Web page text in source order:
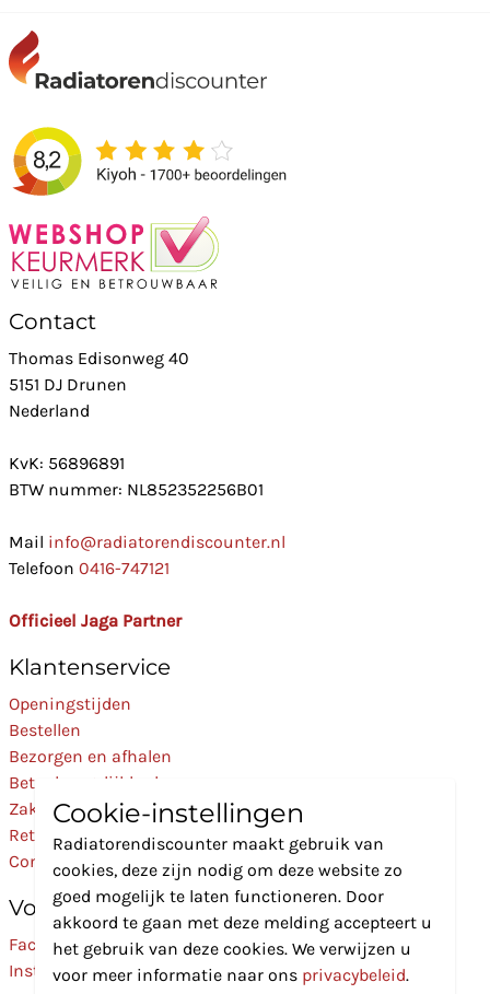
Contact
Thomas Edisonweg 40
5151 DJ Drunen
Nederland
KvK: 56896891
BTW nummer: NL852352256B01
Mail info@radiatorendiscounter.nl
Telefoon 0416-747121
Officieel Jaga Partner
Klantenservice
Openingstijden
Bestellen
Bezorgen en afhalen
Betaalmogelijkheden
Zakelijk
Retourneren
Contact
Volg Ons
Facebook
Instagram
Cookie-instellingen
Radiatorendiscounter maakt gebruik van
cookies, deze zijn nodig om deze website zo
goed mogelijk te laten functioneren. Door
akkoord te gaan met deze melding accepteert u
het gebruik van deze cookies. We verwijzen u
voor meer informatie naar ons privacybeleid.